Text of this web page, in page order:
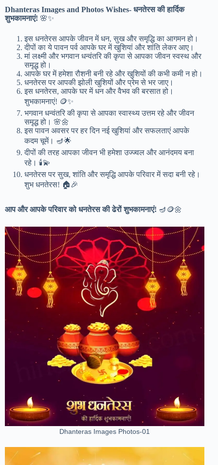
Dhanteras Images and Photos Wishes- धनतेरस की हार्दिक
शुभकामनाएं! 🌸✨
इस धनतेरस आपके जीवन में धन, सुख और समृद्धि का आगमन हो।
दीपों का ये पावन पर्व आपके घर में खुशियां और शांति लेकर आए।
मां लक्ष्मी और भगवान धन्वंतरि की कृपा से आपका जीवन स्वस्थ और
समृद्ध हो।
आपके घर में हमेशा रौशनी बनी रहे और खुशियों की कभी कमी न हो।
धनतेरस पर आपकी झोली खुशियों और प्रेम से भर जाए।
इस धनतेरस, आपके घर में धन और वैभव की बरसात हो।
शुभकामनाएं! 🪙✨
भगवान धन्वंतरि की कृपा से आपका स्वास्थ्य उत्तम रहे और जीवन
समृद्ध हो। 🌸🌼
इस पावन अवसर पर हर दिन नई खुशियां और सफलताएं आपके
कदम चूमें। 🪔🌟
दीपों की तरह आपका जीवन भी हमेशा उज्ज्वल और आनंदमय बना
रहे। 🕯️💫
धनतेरस पर सुख, शांति और समृद्धि आपके परिवार में सदा बनी रहे।
शुभ धनतेरस! 🏠🎉
आप और आपके परिवार को धनतेरस की ढेरों शुभकामनाएं! 🪔🪙🌼
Dhanteras Images Photos-01